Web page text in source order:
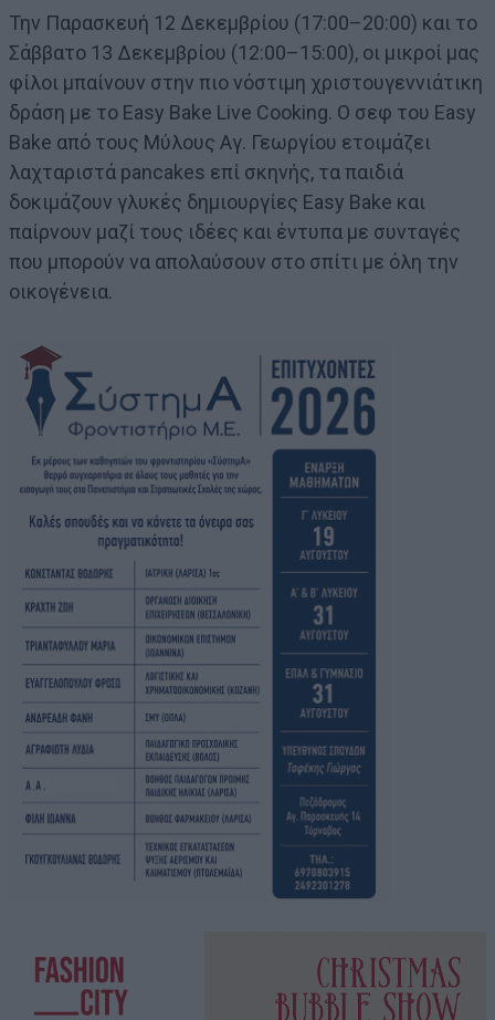
Την Παρασκευή 12 Δεκεμβρίου (17:00–20:00) και το
Σάββατο 13 Δεκεμβρίου (12:00–15:00), οι μικροί μας
φίλοι μπαίνουν στην πιο νόστιμη χριστουγεννιάτικη
δράση με το Easy Bake Live Cooking. Ο σεφ του Easy
Bake από τους Μύλους Αγ. Γεωργίου ετοιμάζει
λαχταριστά pancakes επί σκηνής, τα παιδιά
δοκιμάζουν γλυκές δημιουργίες Easy Bake και
παίρνουν μαζί τους ιδέες και έντυπα με συνταγές
που μπορούν να απολαύσουν στο σπίτι με όλη την
οικογένεια.